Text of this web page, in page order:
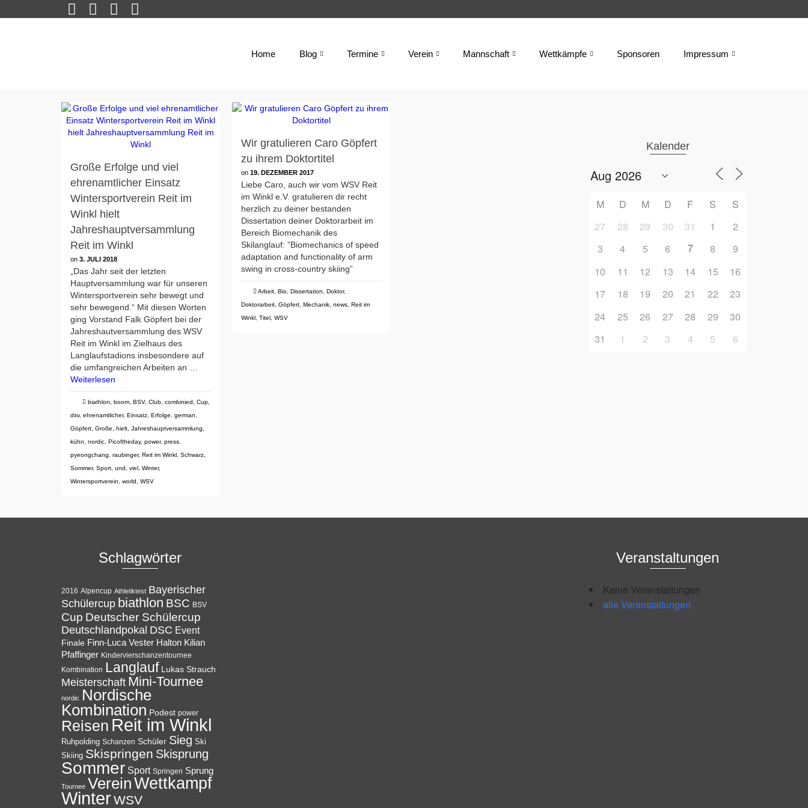
Home Blog Termine Verein Mannschaft Wettkämpfe Sponsoren Impressum
Große Erfolge und viel
ehrenamtlicher Einsatz
Wintersportverein Reit im
Winkl hielt
Jahreshauptversammlung
Reit im Winkl
on 3. JULI 2018
„Das Jahr seit der letzten
Hauptversammlung war für unseren
Wintersportverein sehr bewegt und
sehr bewegend.“ Mit diesen Worten
ging Vorstand Falk Göpfert bei der
Jahreshautversammlung des WSV
Reit im Winkl im Zielhaus des
Langlaufstadions insbesondere auf
die umfangreichen Arbeiten an …
Weiterlesen
biathlon boom BSV, Club combinied Cup
dsv, ehrenamtlicher, Einsatz Erfolge german
Göpfert Große hielt Jahreshauptversammlung
kühn
nordic Picoftheday, power, press
pyeongchang
raubinger, Reit im Winkl Schwarz
Sommer, Sport und viel Winter,
Wintersportverein
world WSV
Wir gratulieren Caro Göpfert
zu ihrem Doktortitel
on19. DEZEMBER 2017
Liebe Caro, auch wir vom WSV Reit
im Winkl e.V. gratulieren dir recht
herzlich zu deiner bestanden
Dissertation deiner Doktorarbeit im
Bereich Biomechanik des
Skilanglauf: ”Biomechanics of speed
adaptation and functionality of arm
swing in cross-country skiing”
Arbeit ,Bio ,Dissertation ,Doktor,
Doktorarbeit ,Göpfert ,Mechanik ,news ,Reit im
Winkl ,Titel ,WSV
Kalender
M D M D F S
S
27
28 29 30 31 1
2
3
4 5 6 7 8
9
10
11 12 13 14 15
16
17
18 19 20 21 22
23
24
25 26 27 28 29
30
31
1 2 3 4 5 6
Schlagwörter
2016 Alpencup Athletiktest Bayerischer
Schülercup biathlon BSC BSV
Cup Deutscher Schülercup
Deutschlandpokal DSC Event
Finale Finn-Luca Vester Halton Kilian
Pfaffinger Kindervierschanzentournee
Kombination Langlauf Lukas Strauch
Meisterschaft Mini-Tournee
nordic Nordische
Kombination Podest power
Reisen Reit im Winkl
Ruhpolding Schanzen Schüler Sieg Ski
Skiing Skispringen Skisprung
Sommer Sport Springen Sprung
Tournee VereinWettkampf
WinterWSV
Veranstaltungen
Keine Veranstaltungen
alle Veranstaltungen